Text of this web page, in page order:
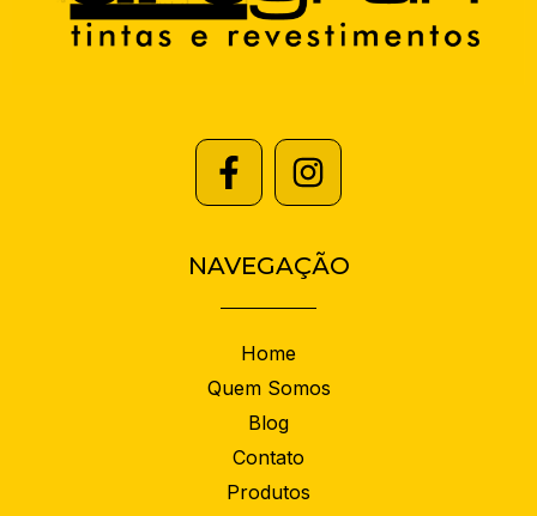
NAVEGAÇÃO
Home
Quem Somos
Blog
Contato
Produtos